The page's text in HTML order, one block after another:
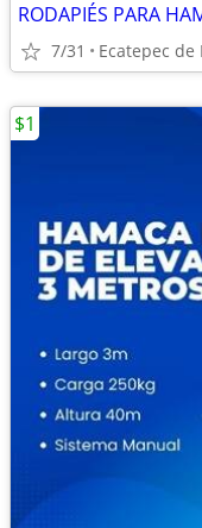
RODAPIÉS PARA
7/31 Ecatepec de
$1